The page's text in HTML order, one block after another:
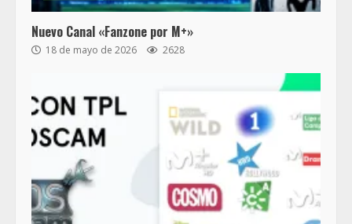
Nuevo Canal «Fanzone por M+»
18 de mayo de 2026 2628